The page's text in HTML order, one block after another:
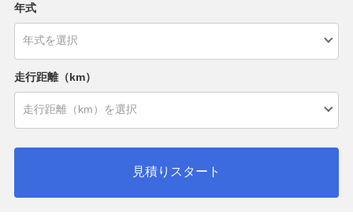
年式
走行距離（km）
見積りスタート